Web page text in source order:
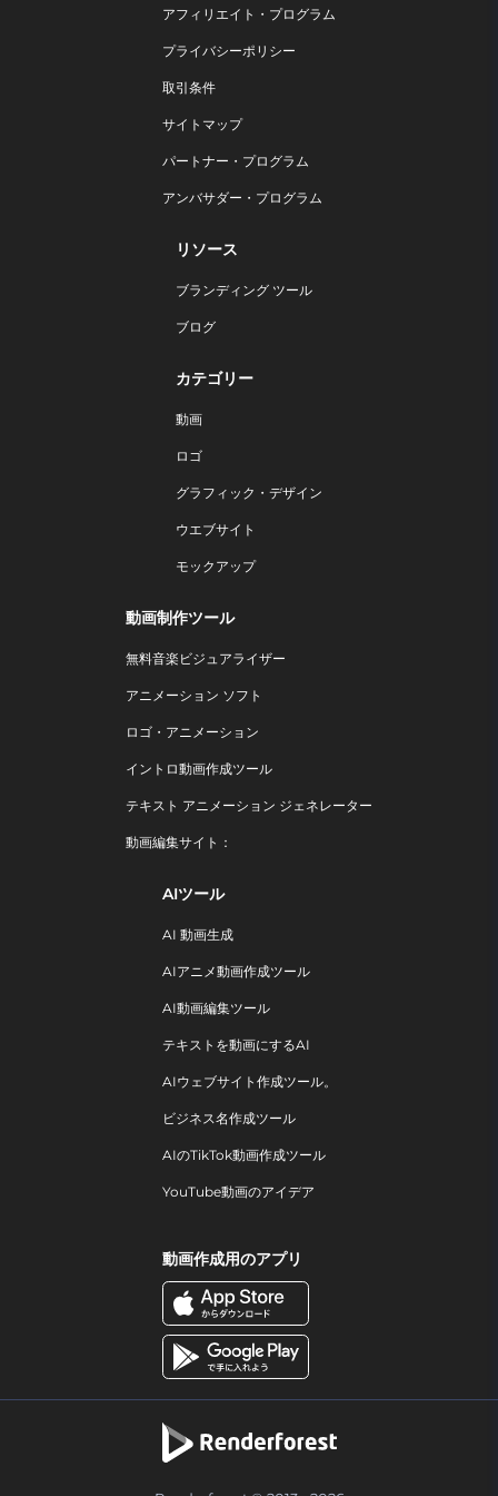
アフィリエイト・プログラム
プライバシーポリシー
取引条件
サイトマップ
パートナー・プログラム
アンバサダー・プログラム
リソース
ブランディング ツール
ブログ
カテゴリー
動画
ロゴ
グラフィック・デザイン
ウエブサイト
モックアップ
動画制作ツール
無料音楽ビジュアライザー
アニメーション ソフト
ロゴ・アニメーション
イントロ動画作成ツール
テキスト アニメーション ジェネレーター
動画編集サイト：
AIツール
AI 動画生成
AIアニメ動画作成ツール
AI動画編集ツール
テキストを動画にするAI
AIウェブサイト作成ツール。
ビジネス名作成ツール
AIのTikTok動画作成ツール
YouTube動画のアイデア
動画作成用のアプリ